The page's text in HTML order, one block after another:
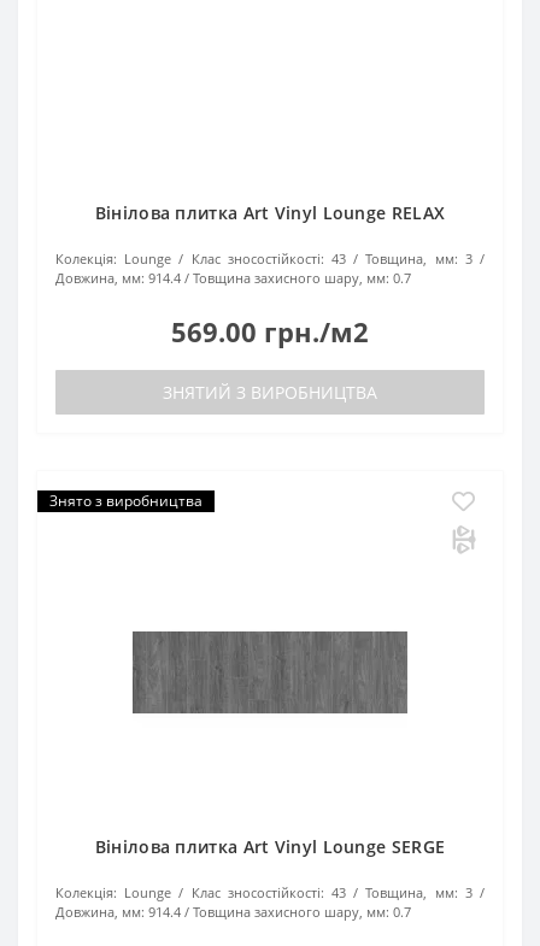
Вінілова плитка Art Vinyl Lounge RELAX
Колекція: Lounge Клас зносостійкості: 43 Товщина, мм: 3
Довжина, мм: 914.4 Товщина захисного шару, мм: 0.7
569.00 грн./м2
ЗНЯТИЙ З ВИРОБНИЦТВА
Знято з виробництва
Вінілова плитка Art Vinyl Lounge SERGE
Колекція: Lounge Клас зносостійкості: 43 Товщина, мм: 3
Довжина, мм: 914.4 Товщина захисного шару, мм: 0.7